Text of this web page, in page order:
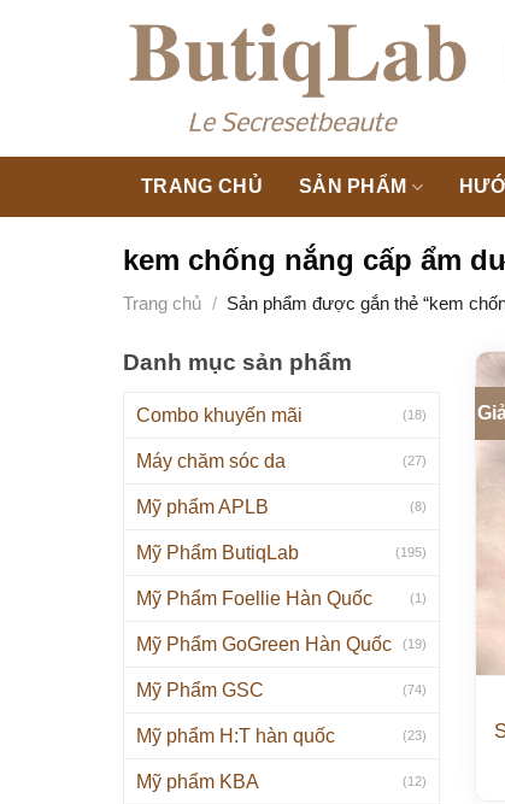
TRANG CHỦ SẢN PHẨM
kem chống nắng cấp ẩm
Trang chủ / Sản phẩm được gắn thẻ “kem
Danh mục sản phẩm
Combo khuyến mãi (18)
Máy chăm sóc da (27)
Mỹ phẩm APLB (8)
Mỹ Phẩm ButiqLab (195)
Mỹ Phẩm Foellie Hàn Quốc (1)
Mỹ Phẩm GoGreen Hàn Quốc (19)
Mỹ Phẩm GSC (74)
Mỹ phẩm H:T hàn quốc (23)
Mỹ phẩm KBA (12)